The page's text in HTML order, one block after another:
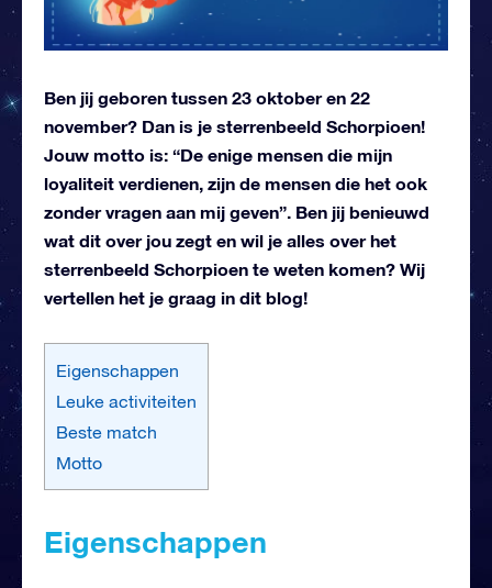
Ben jij geboren tussen 23 oktober en 22
november? Dan is je sterrenbeeld Schorpioen!
Jouw motto is: “De enige mensen die mijn
loyaliteit verdienen, zijn de mensen die het ook
zonder vragen aan mij geven”. Ben jij benieuwd
wat dit over jou zegt en wil je alles over het
sterrenbeeld Schorpioen te weten komen? Wij
vertellen het je graag in dit blog!
Eigenschappen
Leuke activiteiten
Beste match
Motto
Eigenschappen